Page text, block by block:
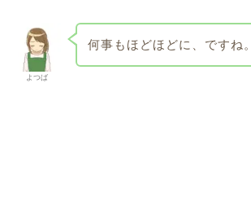
よつば
何事もほどほどに、ですね。